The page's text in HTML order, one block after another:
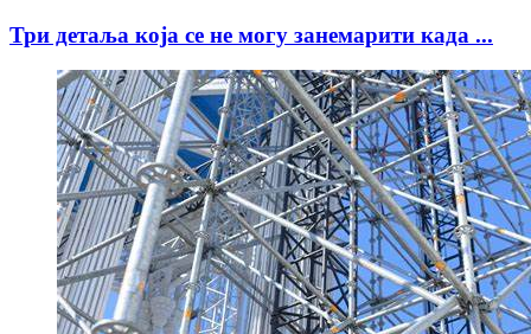
Три детаља која се не могу занемарити када ...